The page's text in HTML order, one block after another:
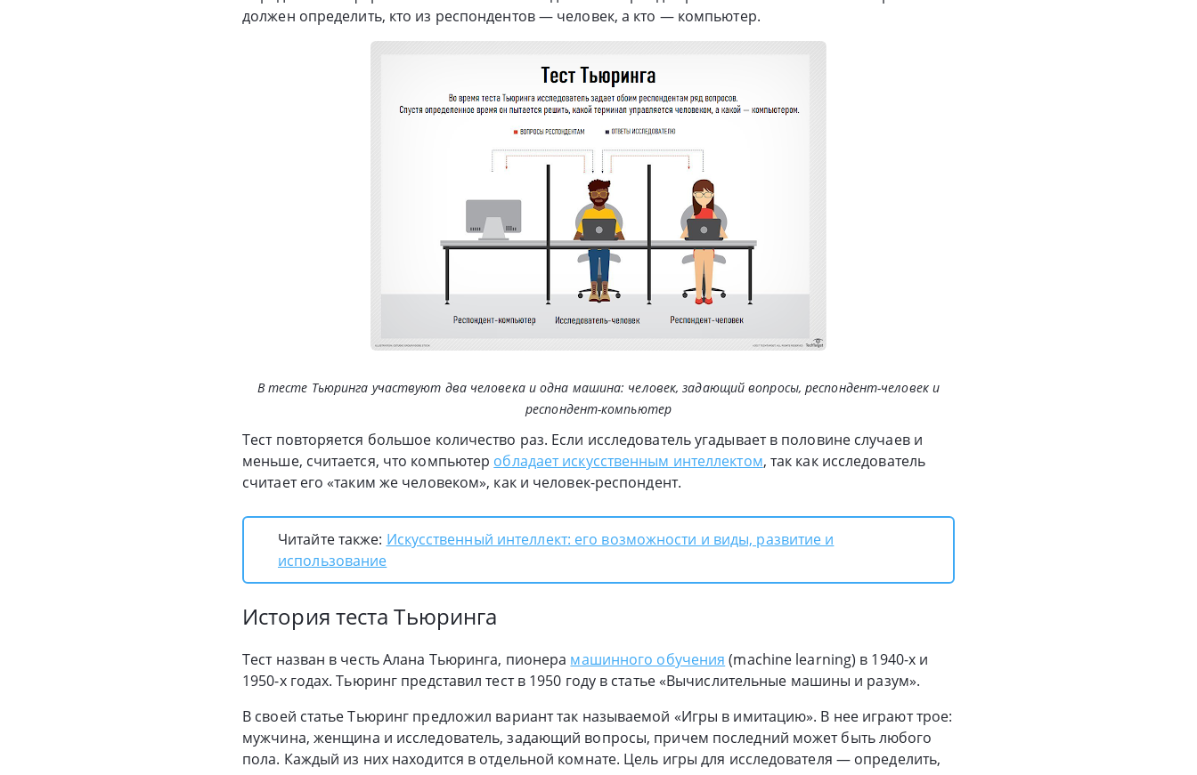
должен определить, кто из респондентов — человек, а кто — компьютер.
В тесте Тьюринга участвуют два человека и одна машина: человек, задающий вопросы, респондент-человек и
респондент-компьютер
Тест повторяется большое количество раз. Если исследователь угадывает в половине случаев и
меньше, считается, что компьютер обладает искусственным интеллектом, так как исследователь
считает его «таким же человеком», как и человек-респондент.
Читайте также: Искусственный интеллект: его возможности и виды, развитие и
использование
История теста Тьюринга
Тест назван в честь Алана Тьюринга, пионера машинного обучения (machine learning) в 1940-х и
1950-х годах. Тьюринг представил тест в 1950 году в статье «Вычислительные машины и разум».
В своей статье Тьюринг предложил вариант так называемой «Игры в имитацию». В нее играют трое:
мужчина, женщина и исследователь, задающий вопросы, причем последний может быть любого
пола. Каждый из них находится в отдельной комнате. Цель игры для исследователя — определить,